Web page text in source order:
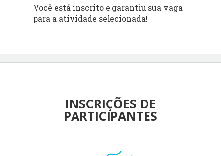
Você está inscrito e garantiu sua vaga
para a atividade selecionada!
INSCRIÇÕES DE
PARTICIPANTES